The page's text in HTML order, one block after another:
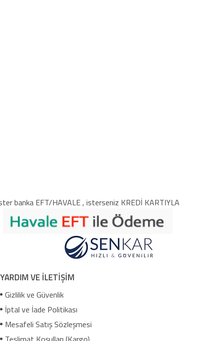
banka EFT/HAVALE , isterseniz KREDİ KARTIYLA
YARDIM VE İLETİŞİM
Gizlilik ve Güvenlik
İptal ve İade Politikası
Mesafeli Satış Sözleşmesi